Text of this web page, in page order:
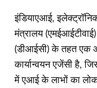
इंडियाएआई,
मंत्रालय
(डीआईसी) के तहत एक
कार्यान्वयन एजेंसी है,
में एआई के लाभों का